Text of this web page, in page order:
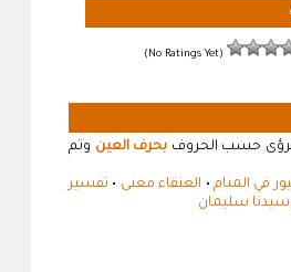
(No Ratings Yet)
حسب الحروف بحرف العين وتم
في المنام• العنقاء معنى • تفسير
سليمان